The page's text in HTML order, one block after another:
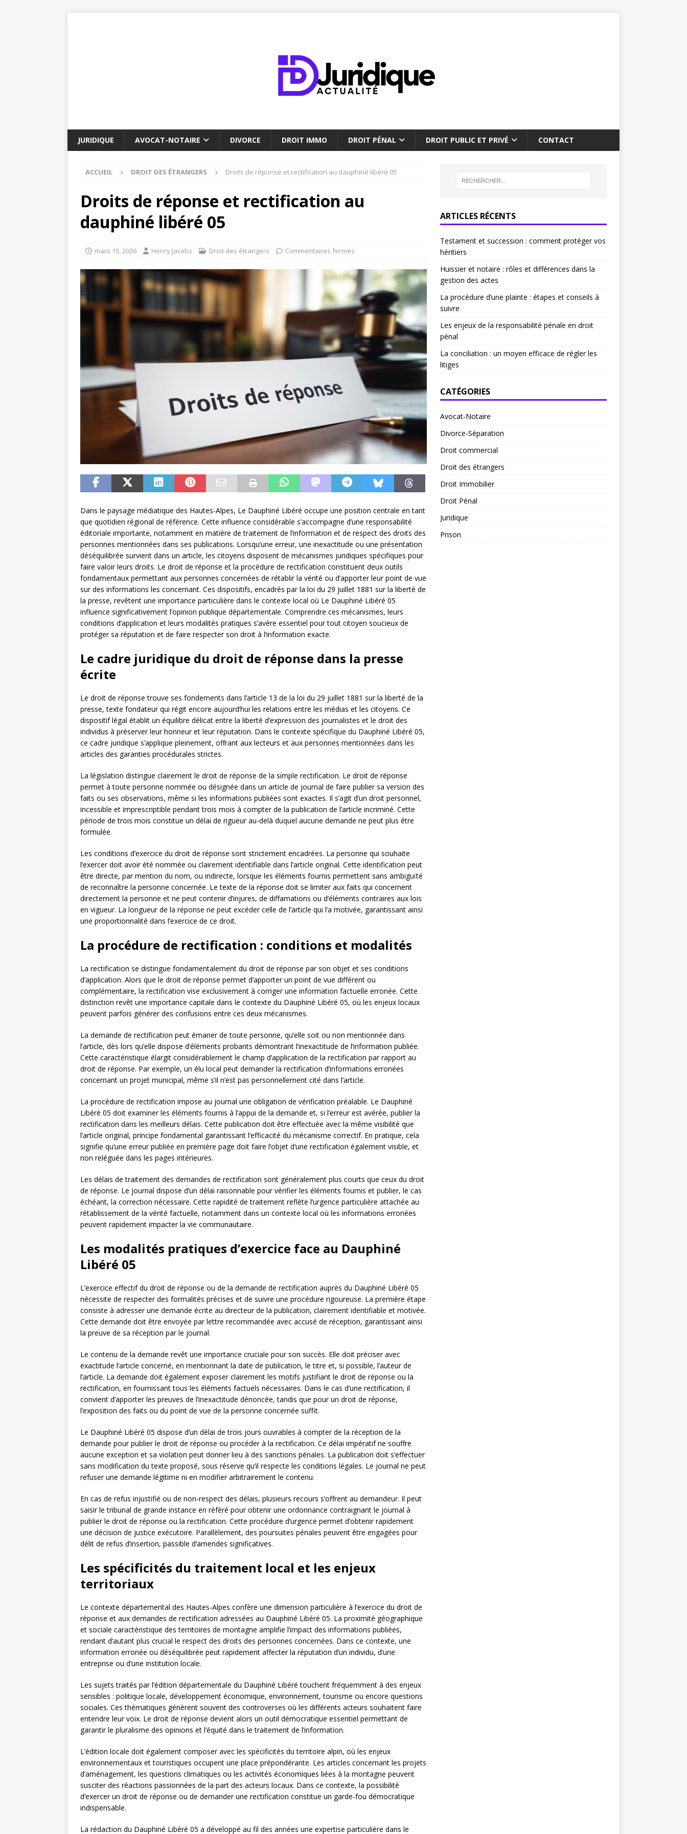
JURIDIQUE AVOCAT-NOTAIRE DIVORCE DROIT IMMO DROIT PÉNAL DROIT PUBLIC ET PRIVÉ CONTACT
ACCUEIL DROIT DES ÉTRANGERS Droits de réponse et rectification au dauphiné libéré 05
Droits de réponse et rectification au
dauphiné libéré 05
mars 15, 2026 Henry Jacobs Droit des étrangers Commentaires fermés
Dans le paysage médiatique des Hautes-Alpes, Le Dauphiné Libéré occupe une position centrale en tant
que quotidien régional de référence. Cette influence considérable s’accompagne d’une responsabilité
éditoriale importante, notamment en matière de traitement de l’information et de respect des droits des
personnes mentionnées dans ses publications. Lorsqu’une erreur, une inexactitude ou une présentation
déséquilibrée survient dans un article, les citoyens disposent de mécanismes juridiques spécifiques pour
faire valoir leurs droits. Le droit de réponse et la procédure de rectification constituent deux outils
fondamentaux permettant aux personnes concernées de rétablir la vérité ou d’apporter leur point de vue
sur des informations les concernant. Ces dispositifs, encadrés par la loi du 29 juillet 1881 sur la liberté de
la presse, revêtent une importance particulière dans le contexte local où Le Dauphiné Libéré 05
influence significativement l’opinion publique départementale. Comprendre ces mécanismes, leurs
conditions d’application et leurs modalités pratiques s’avère essentiel pour tout citoyen soucieux de
protéger sa réputation et de faire respecter son droit à l’information exacte.
Le cadre juridique du droit de réponse dans la presse
écrite
Le droit de réponse trouve ses fondements dans l’article 13 de la loi du 29 juillet 1881 sur la liberté de la
presse, texte fondateur qui régit encore aujourd’hui les relations entre les médias et les citoyens. Ce
dispositif légal établit un équilibre délicat entre la liberté d’expression des journalistes et le droit des
individus à préserver leur honneur et leur réputation. Dans le contexte spécifique du Dauphiné Libéré 05,
ce cadre juridique s’applique pleinement, offrant aux lecteurs et aux personnes mentionnées dans les
articles des garanties procédurales strictes.
La législation distingue clairement le droit de réponse de la simple rectification. Le droit de réponse
permet à toute personne nommée ou désignée dans un article de journal de faire publier sa version des
faits ou ses observations, même si les informations publiées sont exactes. Il s’agit d’un droit personnel,
incessible et imprescriptible pendant trois mois à compter de la publication de l’article incriminé. Cette
période de trois mois constitue un délai de rigueur au-delà duquel aucune demande ne peut plus être
formulée.
Les conditions d’exercice du droit de réponse sont strictement encadrées. La personne qui souhaite
l’exercer doit avoir été nommée ou clairement identifiable dans l’article original. Cette identification peut
être directe, par mention du nom, ou indirecte, lorsque les éléments fournis permettent sans ambiguïté
de reconnaître la personne concernée. Le texte de la réponse doit se limiter aux faits qui concernent
directement la personne et ne peut contenir d’injures, de diffamations ou d’éléments contraires aux lois
en vigueur. La longueur de la réponse ne peut excéder celle de l’article qui l’a motivée, garantissant ainsi
une proportionnalité dans l’exercice de ce droit.
La procédure de rectification : conditions et modalités
La rectification se distingue fondamentalement du droit de réponse par son objet et ses conditions
d’application. Alors que le droit de réponse permet d’apporter un point de vue différent ou
complémentaire, la rectification vise exclusivement à corriger une information factuelle erronée. Cette
distinction revêt une importance capitale dans le contexte du Dauphiné Libéré 05, où les enjeux locaux
peuvent parfois générer des confusions entre ces deux mécanismes.
La demande de rectification peut émaner de toute personne, qu’elle soit ou non mentionnée dans
l’article, dès lors qu’elle dispose d’éléments probants démontrant l’inexactitude de l’information publiée.
Cette caractéristique élargit considérablement le champ d’application de la rectification par rapport au
droit de réponse. Par exemple, un élu local peut demander la rectification d’informations erronées
concernant un projet municipal, même s’il n’est pas personnellement cité dans l’article.
La procédure de rectification impose au journal une obligation de vérification préalable. Le Dauphiné
Libéré 05 doit examiner les éléments fournis à l’appui de la demande et, si l’erreur est avérée, publier la
rectification dans les meilleurs délais. Cette publication doit être effectuée avec la même visibilité que
l’article original, principe fondamental garantissant l’efficacité du mécanisme correctif. En pratique, cela
signifie qu’une erreur publiée en première page doit faire l’objet d’une rectification également visible, et
non reléguée dans les pages intérieures.
Les délais de traitement des demandes de rectification sont généralement plus courts que ceux du droit
de réponse. Le journal dispose d’un délai raisonnable pour vérifier les éléments fournis et publier, le cas
échéant, la correction nécessaire. Cette rapidité de traitement reflète l’urgence particulière attachée au
rétablissement de la vérité factuelle, notamment dans un contexte local où les informations erronées
peuvent rapidement impacter la vie communautaire.
Les modalités pratiques d’exercice face au Dauphiné
Libéré 05
L’exercice effectif du droit de réponse ou de la demande de rectification auprès du Dauphiné Libéré 05
nécessite de respecter des formalités précises et de suivre une procédure rigoureuse. La première étape
consiste à adresser une demande écrite au directeur de la publication, clairement identifiable et motivée.
Cette demande doit être envoyée par lettre recommandée avec accusé de réception, garantissant ainsi
la preuve de sa réception par le journal.
Le contenu de la demande revêt une importance cruciale pour son succès. Elle doit préciser avec
exactitude l’article concerné, en mentionnant la date de publication, le titre et, si possible, l’auteur de
l’article. La demande doit également exposer clairement les motifs justifiant le droit de réponse ou la
rectification, en fournissant tous les éléments factuels nécessaires. Dans le cas d’une rectification, il
convient d’apporter les preuves de l’inexactitude dénoncée, tandis que pour un droit de réponse,
l’exposition des faits ou du point de vue de la personne concernée suffit.
Le Dauphiné Libéré 05 dispose d’un délai de trois jours ouvrables à compter de la réception de la
demande pour publier le droit de réponse ou procéder à la rectification. Ce délai impératif ne souffre
aucune exception et sa violation peut donner lieu à des sanctions pénales. La publication doit s’effectuer
sans modification du texte proposé, sous réserve qu’il respecte les conditions légales. Le journal ne peut
refuser une demande légitime ni en modifier arbitrairement le contenu.
En cas de refus injustifié ou de non-respect des délais, plusieurs recours s’offrent au demandeur. Il peut
saisir le tribunal de grande instance en référé pour obtenir une ordonnance contraignant le journal à
publier le droit de réponse ou la rectification. Cette procédure d’urgence permet d’obtenir rapidement
une décision de justice exécutoire. Parallèlement, des poursuites pénales peuvent être engagées pour
délit de refus d’insertion, passible d’amendes significatives.
Les spécificités du traitement local et les enjeux
territoriaux
Le contexte départemental des Hautes-Alpes confère une dimension particulière à l’exercice du droit de
réponse et aux demandes de rectification adressées au Dauphiné Libéré 05. La proximité géographique
et sociale caractéristique des territoires de montagne amplifie l’impact des informations publiées,
rendant d’autant plus crucial le respect des droits des personnes concernées. Dans ce contexte, une
information erronée ou déséquilibrée peut rapidement affecter la réputation d’un individu, d’une
entreprise ou d’une institution locale.
Les sujets traités par l’édition départementale du Dauphiné Libéré touchent fréquemment à des enjeux
sensibles : politique locale, développement économique, environnement, tourisme ou encore questions
sociales. Ces thématiques génèrent souvent des controverses où les différents acteurs souhaitent faire
entendre leur voix. Le droit de réponse devient alors un outil démocratique essentiel permettant de
garantir le pluralisme des opinions et l’équité dans le traitement de l’information.
L’édition locale doit également composer avec les spécificités du territoire alpin, où les enjeux
environnementaux et touristiques occupent une place prépondérante. Les articles concernant les projets
d’aménagement, les questions climatiques ou les activités économiques liées à la montagne peuvent
susciter des réactions passionnées de la part des acteurs locaux. Dans ce contexte, la possibilité
d’exercer un droit de réponse ou de demander une rectification constitue un garde-fou démocratique
indispensable.
La rédaction du Dauphiné Libéré 05 a développé au fil des années une expertise particulière dans le
ARTICLES RÉCENTS
Testament et succession : comment protéger vos
héritiers
Huissier et notaire : rôles et différences dans la
gestion des actes
La procédure d’une plainte : étapes et conseils à
suivre
Les enjeux de la responsabilité pénale en droit
pénal
La conciliation : un moyen efficace de régler les
litiges
CATÉGORIES
Avocat-Notaire
Divorce-Séparation
Droit commercial
Droit des étrangers
Droit Immobilier
Droit Pénal
Juridique
Prison